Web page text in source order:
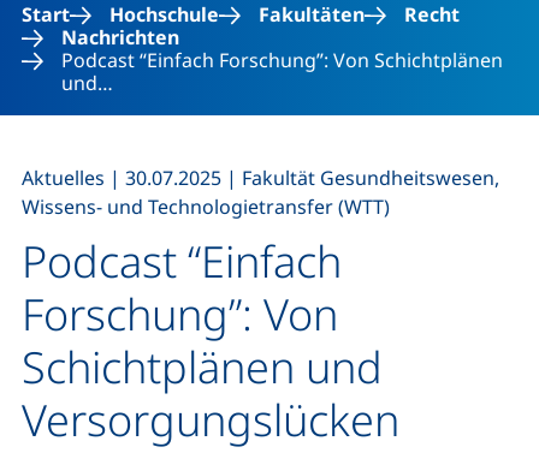
Start Hochschule Fakultäten
Recht
Nachrichten
Podcast “Einfach Forschung”: Von Schichtplänen
und…
Podcast “Einfach
Forschung”: Von
Schichtplänen und
Versorgungslücken
Aktuelles | 30.07.2025 | Fakultät Gesundheitswesen,
Wissens- und Technologietransfer (WTT)